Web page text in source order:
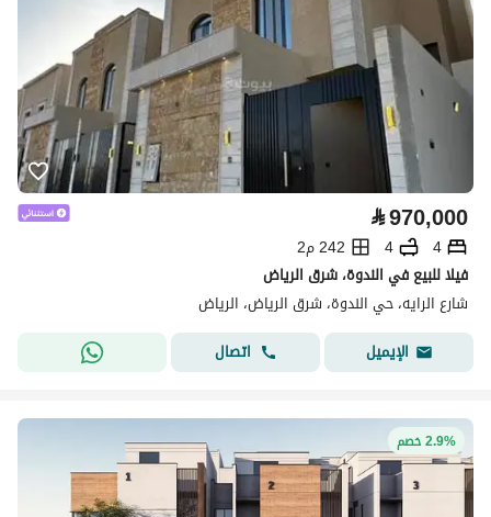
⃁970,000
4
4
242 م2
فيلا للبيع في الندوة، شرق الرياض
شارع الرايه، حي الندوة، شرق الرياض، الرياض
الإيميل
اتصال
2.9% خصم